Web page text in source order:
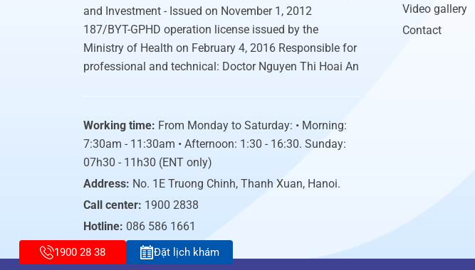
and Investment - Issued on November 1, 2012
187/BYT-GPHD operation license issued by the
Ministry of Health on February 4, 2016 Responsible for
professional and technical: Doctor Nguyen Thi Hoai An
Working time: From Monday to Saturday: • Morning:
7:30am - 11:30am • Afternoon: 1:30 - 16:30. Sunday:
07h30 - 11h30 (ENT only)
Address: No. 1E Truong Chinh, Thanh Xuan, Hanoi.
Call center: 1900 2838
Hotline: 086 586 1661
Video gallery
Contact
1900 28 38 Đặt lịch khám